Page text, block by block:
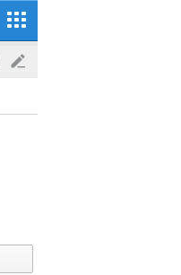
글
쓰